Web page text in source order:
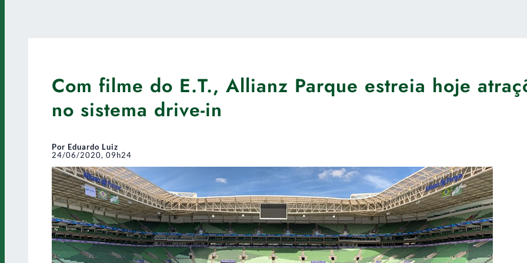
Com filme do E.T., Allianz Parque estreia hoje
no sistema drive-in
Por Eduardo Luiz
24/06/2020, 09h24